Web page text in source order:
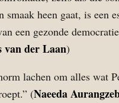
smaak heen gaat, is een
een gezonde
van der Laan)
lachen om alles wat
(Naeeda